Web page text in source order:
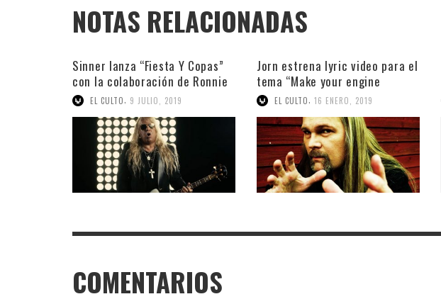
NOTAS RELACIONADAS
Sinner lanza “Fiesta Y Copas”
con la colaboración de Ronnie
Romero
EL CULTO 9 JULIO, 2019
Jorn estrena lyric video para el
tema “Make your engine
scream”
EL CULTO 16 ENERO, 2019
COMENTARIOS